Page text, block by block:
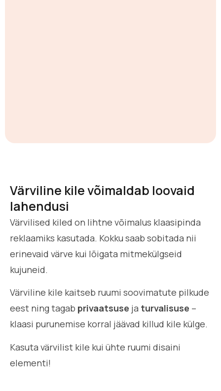
Värviline kile võimaldab loovaid
lahendusi
Värvilised kiled on lihtne võimalus klaasipinda
reklaamiks kasutada. Kokku saab sobitada nii
erinevaid värve kui lõigata mitmekülgseid
kujuneid.
Värviline kile kaitseb ruumi soovimatute pilkude
eest ning tagab privaatsuse ja turvalisuse –
klaasi purunemise korral jäävad killud kile külge.
Kasuta värvilist kile kui ühte ruumi disaini
elementi!